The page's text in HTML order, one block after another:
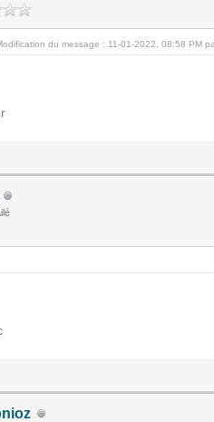
du message : 11-01-2022, 08:58 PM